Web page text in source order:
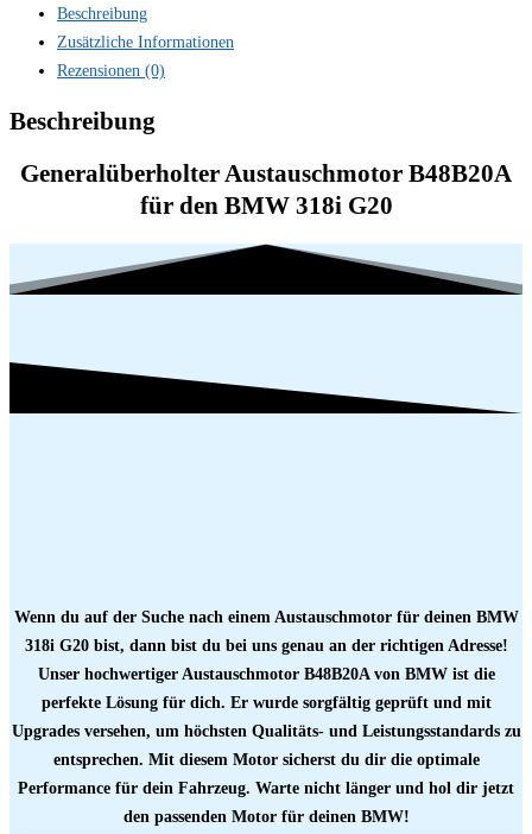
B48B20A
115KW
156PS
überholt
Beschreibung
Zusätzliche Informationen
Rezensionen (0)
Beschreibung
Generalüberholter Austauschmotor B48B20A
für den BMW 318i G20
Wenn du auf der Suche nach einem Austauschmotor für deinen BMW
318i G20 bist, dann bist du bei uns genau an der richtigen Adresse!
Unser hochwertiger Austauschmotor B48B20A von BMW ist die
perfekte Lösung für dich. Er wurde sorgfältig geprüft und mit
Upgrades versehen, um höchsten Qualitäts- und Leistungsstandards zu
entsprechen. Mit diesem Motor sicherst du dir die optimale
Performance für dein Fahrzeug. Warte nicht länger und hol dir jetzt
den passenden Motor für deinen BMW!